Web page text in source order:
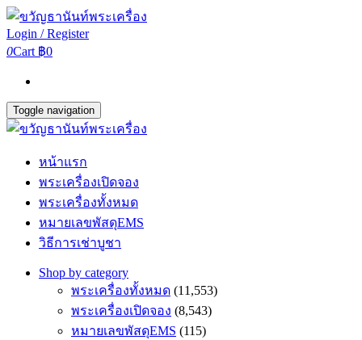
Login / Register
0Cart ฿0
Toggle navigation
หน้าแรก
พระเครื่องเปิดจอง
พระเครื่องทั้งหมด
หมายเลขพัสดุEMS
วิธีการเช่าบูชา
Shop by category
พระเครื่องทั้งหมด (11,553)
พระเครื่องเปิดจอง (8,543)
หมายเลขพัสดุEMS (115)